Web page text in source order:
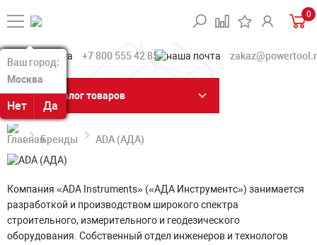
Ваш город:
Москва
Нет Да
Ваш город:
Москва
Нет Да
0
+7 800 555 42 85
Каталог товаров
Бренды ADA (АДА)
Компания «ADA Instruments» («АДА Инструментс») занимается
разработкой и производством широкого спектра
строительного, измерительного и геодезического
оборудования. Собственный отдел инженеров и технологов